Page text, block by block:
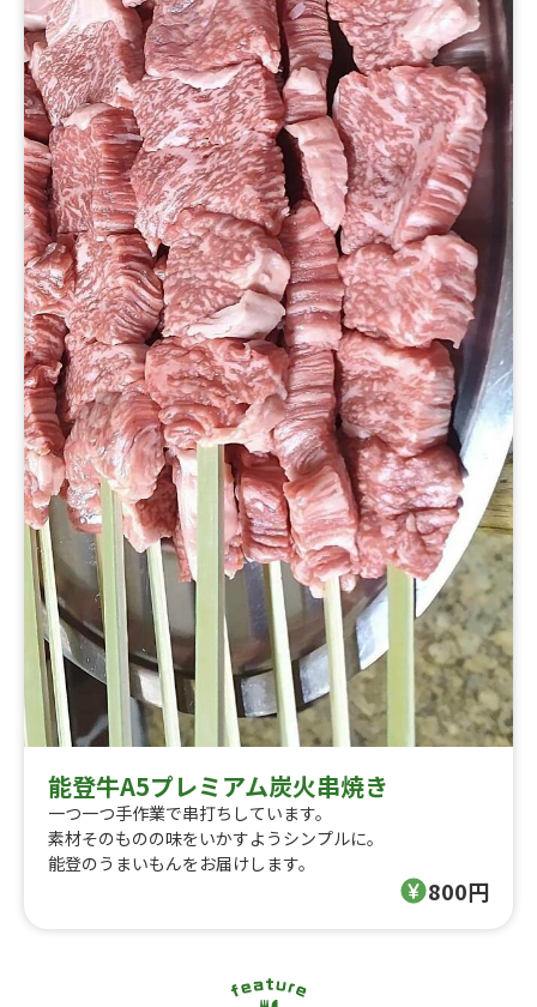
能登牛A5プレミアム炭火串焼き
一つ一つ手作業で串打ちしています。
素材そのものの味をいかすようシンプルに。
能登のうまいもんをお届けします。
800円